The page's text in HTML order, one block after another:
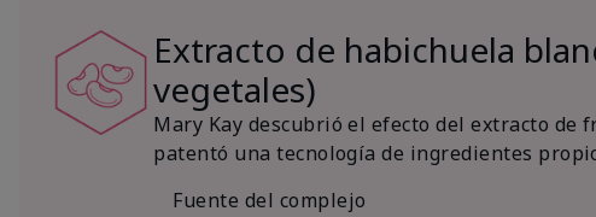
Extracto de habichuela
vegetales)
Mary Kay descubrió el efecto del extracto
patentó una tecnología de ingredientes
Fuente del complejo